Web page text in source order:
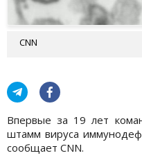
CNN
Впервые за 19 лет
штамм вируса
сообщает CNN.